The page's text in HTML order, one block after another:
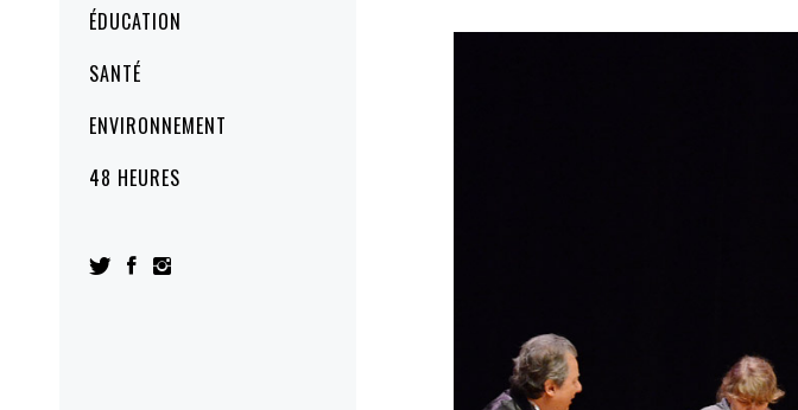
ÉDUCATION
SANTÉ
ENVIRONNEMENT
48 HEURES